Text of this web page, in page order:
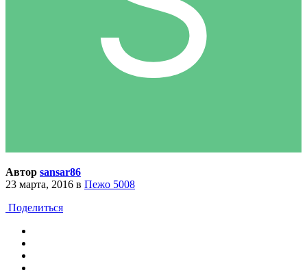
Автор sansar86
23 марта, 2016 в Пежо 5008
Поделиться